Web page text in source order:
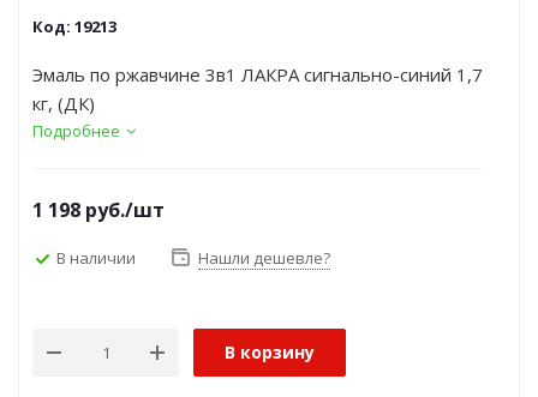
Код: 19213
Эмаль по ржавчине 3в1 ЛАКРА сигнально-синий 1,7
кг, (ДК)
Подробнее
1 198 руб./шт
В наличии Нашли дешевле?
В корзину